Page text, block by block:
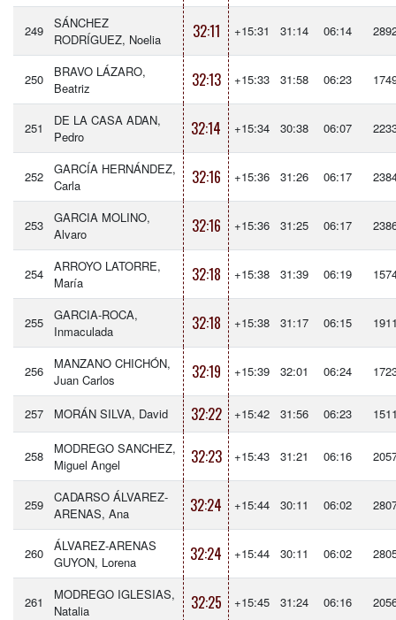
249
SÁNCHEZ
RODRÍGUEZ, Noelia
32:11 +15:31 31:14 06:14
250
BRAVO LÁZARO,
Beatriz
32:13 +15:33 31:58 06:23
251
DE LA CASA ADAN,
Pedro
32:14 +15:34 30:38 06:07
252
GARCÍA HERNÁNDEZ,
Carla
32:16 +15:36 31:26 06:17
253
GARCIA MOLINO,
Alvaro
32:16 +15:36 31:25 06:17
254
ARROYO LATORRE,
María
32:18 +15:38 31:39 06:19
255
GARCIA-ROCA,
Inmaculada
32:18 +15:38 31:17 06:15
256
MANZANO CHICHÓN,
Juan Carlos
32:19 +15:39 32:01 06:24
257 MORÁN SILVA, David 32:22 +15:42 31:56 06:23
258
MODREGO SANCHEZ,
Miguel Angel
32:23 +15:43 31:21 06:16
259
CADARSO ÁLVAREZ-
ARENAS, Ana
32:24 +15:44 30:11 06:02
260
ÁLVAREZ-ARENAS
GUYON, Lorena
32:24 +15:44 30:11 06:02
261
MODREGO IGLESIAS,
Natalia
32:25 +15:45 31:24 06:16